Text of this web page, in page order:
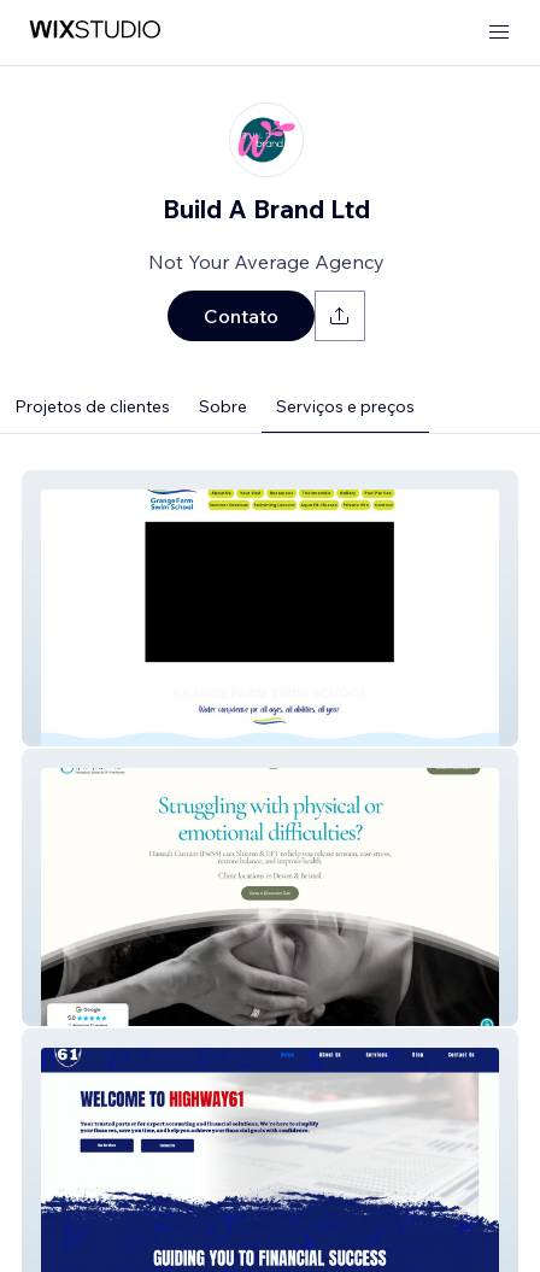
Build A Brand Ltd
Not Your Average Agency
Contato
Projetos de clientes Sobre Serviços e preços
grangefarmswimschool
Hannah Currant - Shiatsu & EFT